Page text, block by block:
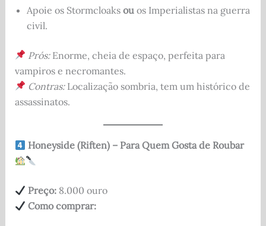
Apoie os Stormcloaks ouos Imperialistas na guerra
civil.
Prós:Enorme, cheia de espaço, perfeita para
vampiros e necromantes.
Contras:Localização sombria, tem um histórico de
assassinatos.
Honeyside (Riften) – Para Quem Gosta de Roubar
Preço:8.000 ouro
Como comprar: